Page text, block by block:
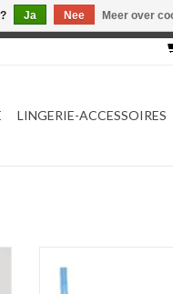
LINGERIE-ACCESSOIRES
Ja Nee Meer over
.